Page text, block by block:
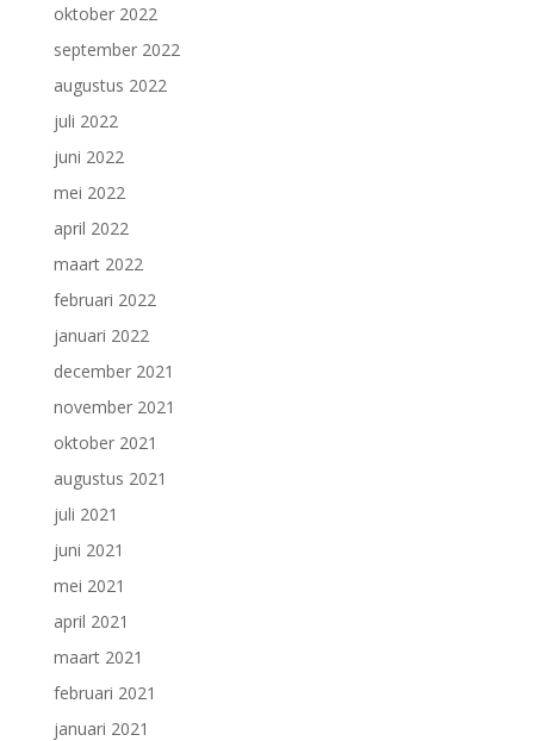
oktober 2022
september 2022
augustus 2022
juli 2022
juni 2022
mei 2022
april 2022
maart 2022
februari 2022
januari 2022
december 2021
november 2021
oktober 2021
augustus 2021
juli 2021
juni 2021
mei 2021
april 2021
maart 2021
februari 2021
januari 2021